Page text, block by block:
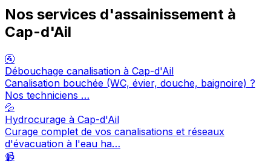
Nos services d'assainissement à
Cap-d'Ail
🚰
Débouchage canalisation à Cap-d'Ail
Canalisation bouchée (WC, évier, douche, baignoire) ?
Nos techniciens …
💦
Hydrocurage à Cap-d'Ail
Curage complet de vos canalisations et réseaux
d'évacuation à l'eau ha…
📹